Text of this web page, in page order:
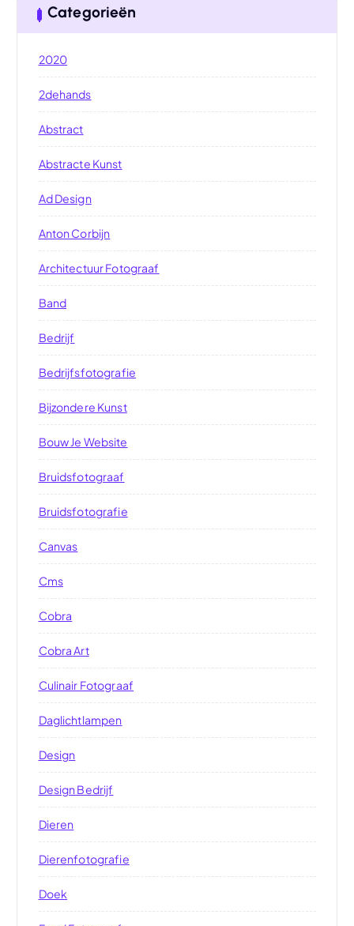
Categorieën
2020
2dehands
Abstract
Abstracte Kunst
Ad Design
Anton Corbijn
Architectuur Fotograaf
Band
Bedrijf
Bedrijfsfotografie
Bijzondere Kunst
Bouw Je Website
Bruidsfotograaf
Bruidsfotografie
Canvas
Cms
Cobra
Cobra Art
Culinair Fotograaf
Daglichtlampen
Design
Design Bedrijf
Dieren
Dierenfotografie
Doek